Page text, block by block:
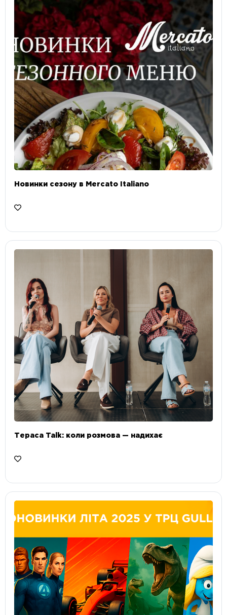
Новинки сезону в Mercato Italiano
Тераса Talk: коли розмова — надихає